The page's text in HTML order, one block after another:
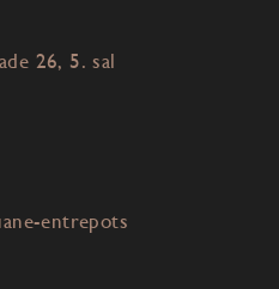
26, 5. sal
entrepots